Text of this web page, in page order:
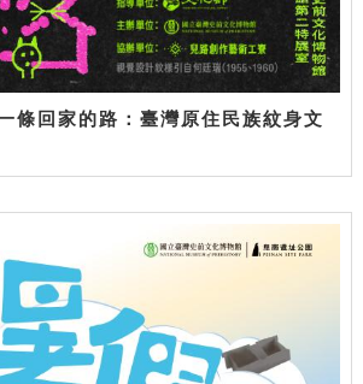
條回家的路：臺灣原住民族紋身文